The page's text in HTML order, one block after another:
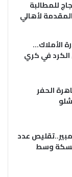
للمطالبة
لأهالي
الأملاك…
الكرد في كري
الحفر
عدد
وسط